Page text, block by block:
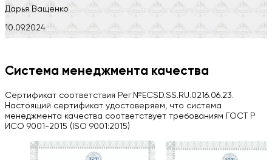
Дарья Ващенко
10.09.2024
H
03.09.2024
Вся работа выполнена в срок. Всем рекомендую
Больше отзывов на Google Maps
Система менеджмента качества
Сертификат соответствия Рег.№ECSD.SS.RU.0216.06.23.
Настоящий сертификат удостоверяем, что система
менеджмента качества соответствует требованиям ГОСТ Р
ИСО 9001-2015 (ISO 9001:2015)